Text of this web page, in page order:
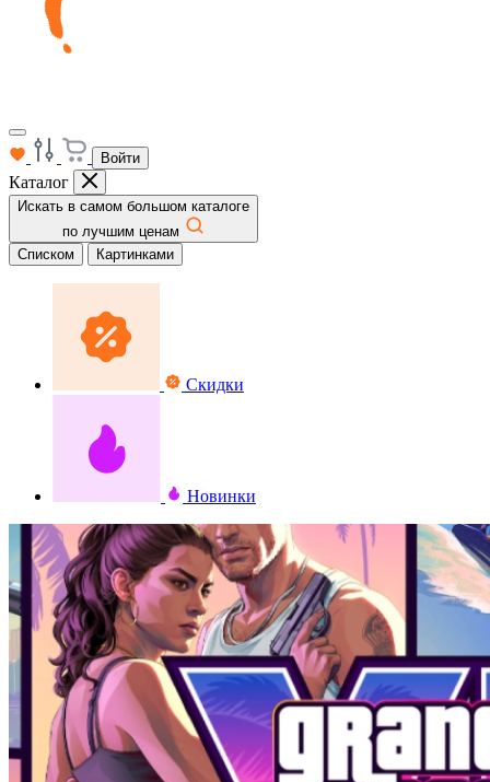
Войти
Каталог
Искать в самом большом каталоге
по лучшим ценам
Списком
Картинками
Скидки
Новинки